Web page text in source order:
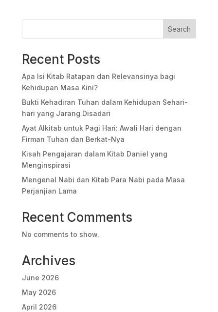
Search
Recent Posts
Apa Isi Kitab Ratapan dan Relevansinya bagi
Kehidupan Masa Kini?
Bukti Kehadiran Tuhan dalam Kehidupan Sehari-
hari yang Jarang Disadari
Ayat Alkitab untuk Pagi Hari: Awali Hari dengan
Firman Tuhan dan Berkat-Nya
Kisah Pengajaran dalam Kitab Daniel yang
Menginspirasi
Mengenal Nabi dan Kitab Para Nabi pada Masa
Perjanjian Lama
Recent Comments
No comments to show.
Archives
June 2026
May 2026
April 2026